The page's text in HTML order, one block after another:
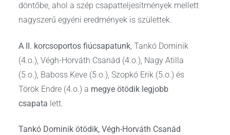
döntőbe, ahol a szép csapatteljesítmények mellett
nagyszerű egyéni eredmények is születtek.
A II. korcsoportos fiúcsapatunk , Tankó Dominik
(4.o.), Végh-Horváth Csanád (4.o.), Nagy Atilla
(5.o.), Baboss Keve (5.o.), Szopkó Erik (5.o.) és
Török Endre (4.o.) a megye ötödik legjobb
csapata lett.
Tankó Dominik ötödik, Végh-Horváth Csanád